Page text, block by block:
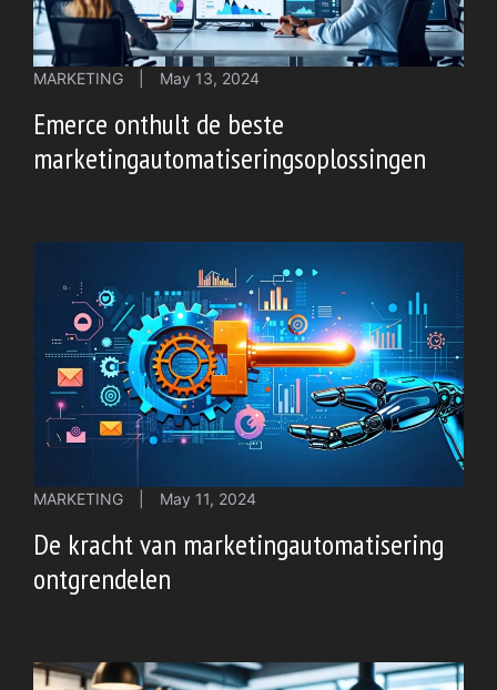
MARKETING May 13, 2024
Emerce onthult de beste
marketingautomatiseringsoplossingen
MARKETING May 11, 2024
De kracht van marketingautomatisering
ontgrendelen